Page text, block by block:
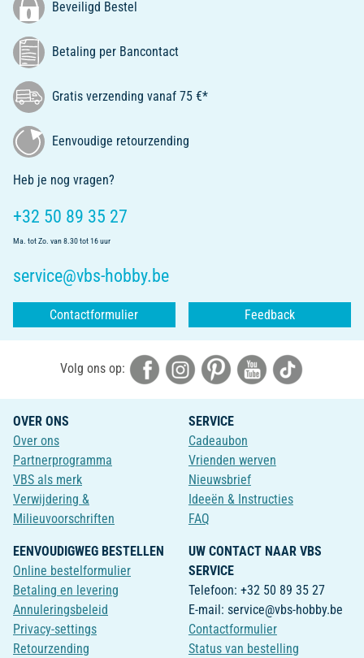
Beveiligd Bestel
Betaling per Bancontact
Gratis verzending vanaf 75 €*
Eenvoudige retourzending
Heb je nog vragen?
+32 50 89 35 27
Ma. tot Zo. van 8.30 tot 16 uur
service@vbs-hobby.be
Contactformulier Feedback
Volg ons op:
OVER ONS
Over ons
Partnerprogramma
VBS als merk
Verwijdering &
Milieuvoorschriften
SERVICE
Cadeaubon
Vrienden werven
Nieuwsbrief
Ideeën & Instructies
FAQ
EENVOUDIGWEG BESTELLEN
Online bestelformulier
Betaling en levering
Annuleringsbeleid
Privacy-settings
Retourzending
UW CONTACT NAAR VBS
SERVICE
Telefoon: +32 50 89 35 27
E-mail: service@vbs-hobby.be
Contactformulier
Status van bestelling